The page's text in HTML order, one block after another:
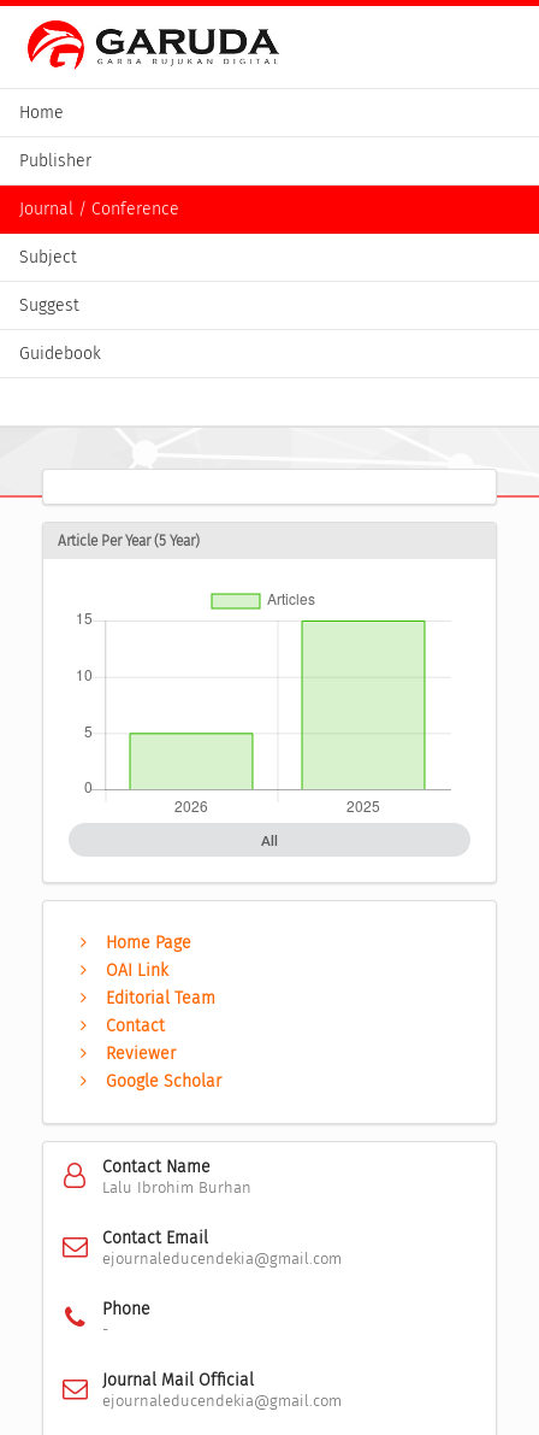
Home
Publisher
Journal / Conference
Subject
Suggest
Guidebook
Article Per Year (5 Year)
All
Home Page
OAI Link
Editorial Team
Contact
Reviewer
Google Scholar
Contact Name
Lalu Ibrohim Burhan
Contact Email
ejournaleducendekia@gmail.com
Phone
-
Journal Mail Official
ejournaleducendekia@gmail.com